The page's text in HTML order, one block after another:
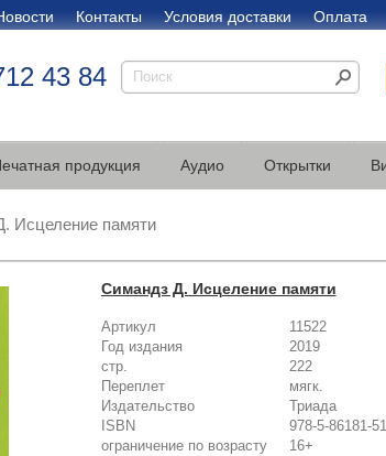
Контакты Условия доставки Оплата
43 84
продукция Аудио Открытки
Исцеление памяти
Симандз Д. Исцеление памяти
Артикул
11522
Год издания
2019
стр.
222
Переплет
мягк.
Издательство
Триада
ISBN
978-5-86181-
ограничение по возрасту
16+